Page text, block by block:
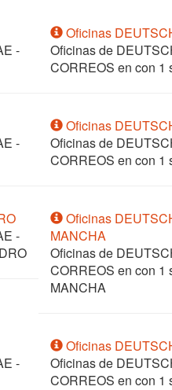
-
Oficinas
Oficinas de
CORREOS en con 1
-
Oficinas
Oficinas de
CORREOS en con 1
-
Oficinas
MANCHA
Oficinas de
CORREOS en con 1
MANCHA
-
Oficinas
Oficinas de
CORREOS en con 1